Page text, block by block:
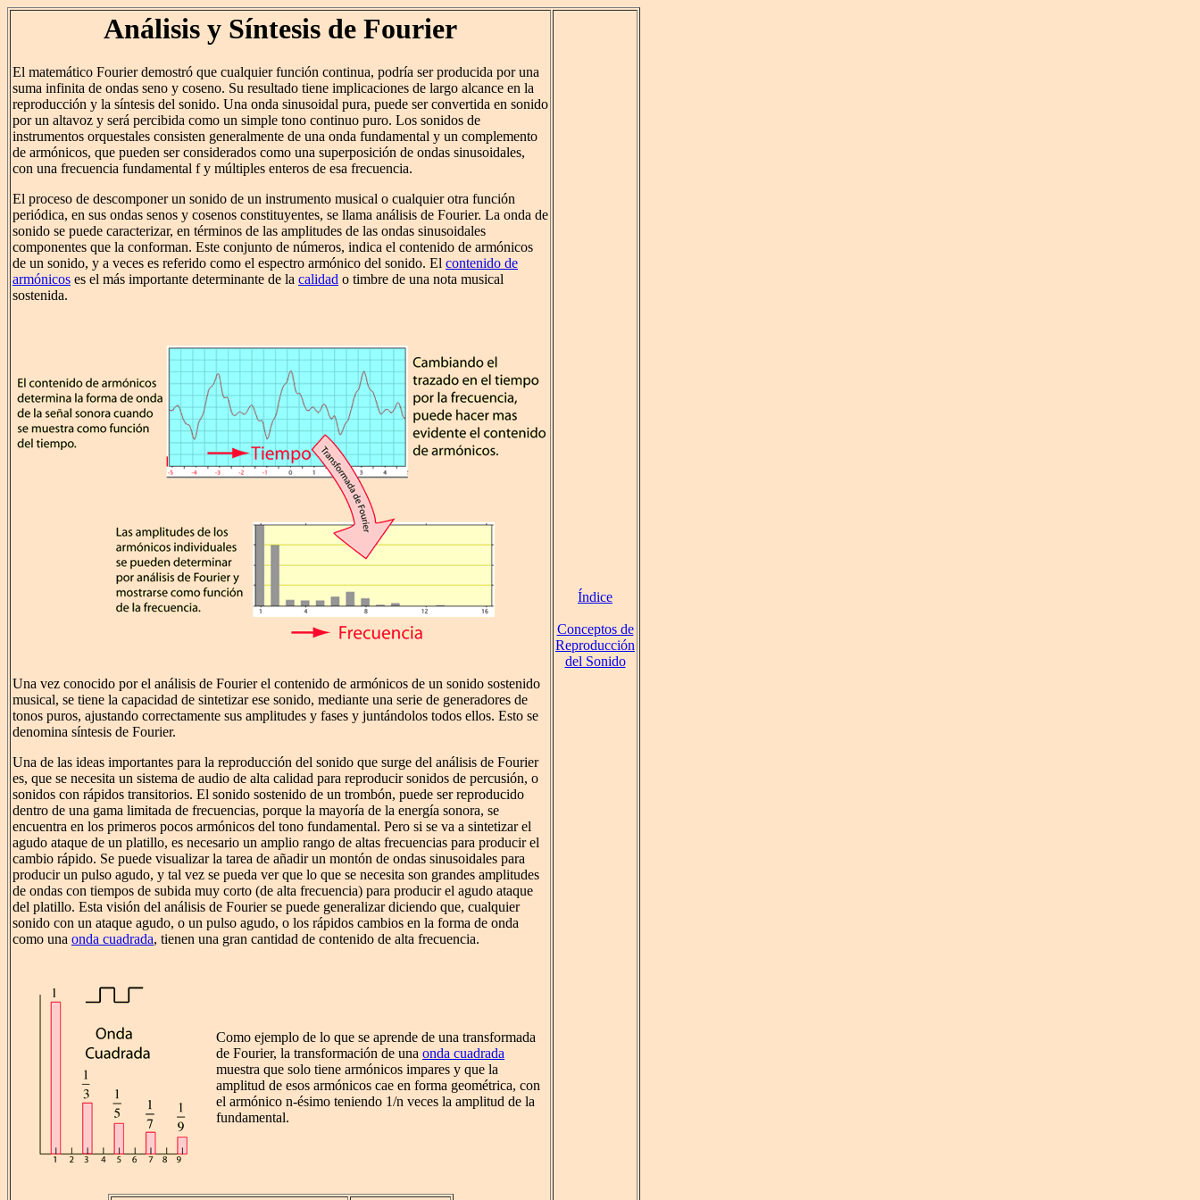
Análisis y Síntesis de Fourier
El matemático Fourier demostró que cualquier función continua, podría ser producida por una
suma infinita de ondas seno y coseno. Su resultado tiene implicaciones de largo alcance en la
reproducción y la síntesis del sonido. Una onda sinusoidal pura, puede ser convertida en sonido
por un altavoz y será percibida como un simple tono continuo puro. Los sonidos de
instrumentos orquestales consisten generalmente de una onda fundamental y un complemento
de armónicos, que pueden ser considerados como una superposición de ondas sinusoidales,
con una frecuencia fundamental f y múltiples enteros de esa frecuencia.
El proceso de descomponer un sonido de un instrumento musical o cualquier otra función
periódica, en sus ondas senos y cosenos constituyentes, se llama análisis de Fourier. La onda de
sonido se puede caracterizar, en términos de las amplitudes de las ondas sinusoidales
componentes que la conforman. Este conjunto de números, indica el contenido de armónicos
de un sonido, y a veces es referido como el espectro armónico del sonido. El contenido de
armónicos es el más importante determinante de la calidad o timbre de una nota musical
sostenida.
Una vez conocido por el análisis de Fourier el contenido de armónicos de un sonido sostenido
musical, se tiene la capacidad de sintetizar ese sonido, mediante una serie de generadores de
tonos puros, ajustando correctamente sus amplitudes y fases y juntándolos todos ellos. Esto se
denomina síntesis de Fourier.
Una de las ideas importantes para la reproducción del sonido que surge del análisis de Fourier
es, que se necesita un sistema de audio de alta calidad para reproducir sonidos de percusión, o
sonidos con rápidos transitorios. El sonido sostenido de un trombón, puede ser reproducido
dentro de una gama limitada de frecuencias, porque la mayoría de la energía sonora, se
encuentra en los primeros pocos armónicos del tono fundamental. Pero si se va a sintetizar el
agudo ataque de un platillo, es necesario un amplio rango de altas frecuencias para producir el
cambio rápido. Se puede visualizar la tarea de añadir un montón de ondas sinusoidales para
producir un pulso agudo, y tal vez se pueda ver que lo que se necesita son grandes amplitudes
de ondas con tiempos de subida muy corto (de alta frecuencia) para producir el agudo ataque
del platillo. Esta visión del análisis de Fourier se puede generalizar diciendo que, cualquier
sonido con un ataque agudo, o un pulso agudo, o los rápidos cambios en la forma de onda
como una onda cuadrada, tienen una gran cantidad de contenido de alta frecuencia.
Como ejemplo de lo que se aprende de una transformada
de Fourier, la transformación de una onda cuadrada
muestra que solo tiene armónicos impares y que la
amplitud de esos armónicos cae en forma geométrica, con
el armónico n-ésimo teniendo 1/n veces la amplitud de la
fundamental.
Índice
Conceptos de
Reproducción
del Sonido